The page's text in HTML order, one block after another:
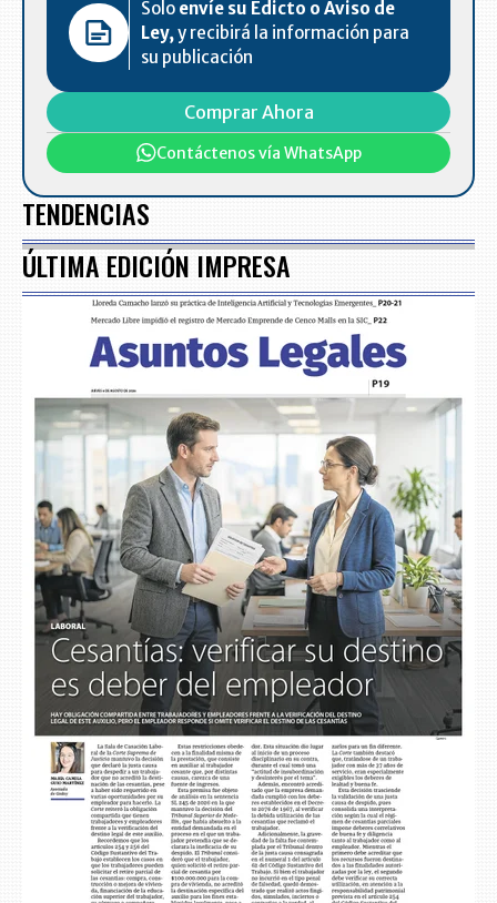
Solo envíe su Edicto o Aviso de
Ley, y recibirá la información para
su publicación
Comprar Ahora
Contáctenos vía WhatsApp
TENDENCIAS
ÚLTIMA EDICIÓN IMPRESA